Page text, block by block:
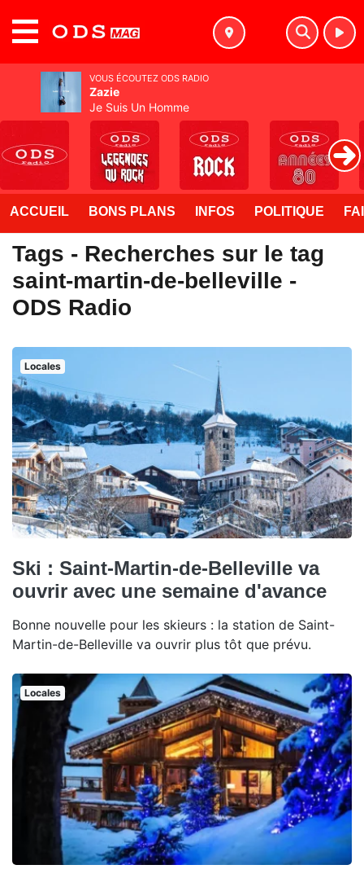
ACCUEIL BONS PLANS INFOS POLITIQUE
Tags - Recherches sur le tag
saint-martin-de-belleville -
ODS Radio
Locales
Ski : Saint-Martin-de-Belleville va
ouvrir avec une semaine d'avance
Bonne nouvelle pour les skieurs : la station de Saint-
Martin-de-Belleville va ouvrir plus tôt que prévu.
Locales
VOUS ÉCOUTEZ ODS RADIO
Zazie
Je Suis Un Homme